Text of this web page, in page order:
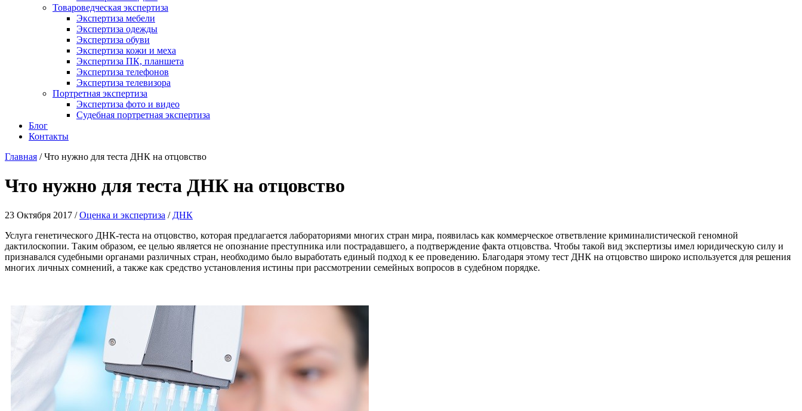
Товароведческая экспертиза
Экспертиза мебели
Экспертиза одежды
Экспертиза обуви
Экспертиза кожи и меха
Экспертиза ПК, планшета
Экспертиза телефонов
Экспертиза телевизора
Портретная экспертиза
Экспертиза фото и видео
Судебная портретная экспертиза
Блог
Контакты
Главная /Что нужно для теста ДНК на отцовство
Что нужно для теста ДНК на отцовство
23 Октября 2017 /Оценка и экспертиза / ДНК
Услуга генетического ДНК-теста на отцовство, которая предлагается лабораториями многих стран мира, появилась как коммерческое ответвление криминалистической геномной
дактилоскопии. Таким образом, ее целью является не опознание преступника или пострадавшего, а подтверждение факта отцовства. Чтобы такой вид экспертизы имел юридическую силу и
признавался судебными органами различных стран, необходимо было выработать единый подход к ее проведению. Благодаря этому тест ДНК на отцовство широко используется для решения
многих личных сомнений, а также как средство установления истины при рассмотрении семейных вопросов в судебном порядке.